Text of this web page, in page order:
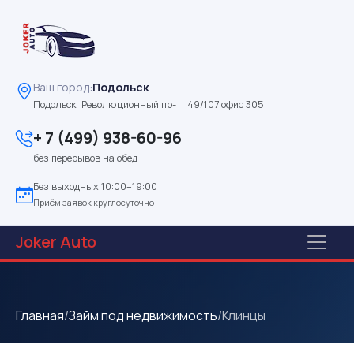
Ваш город:Подольск
Подольск, Революционный пр-т, 49/107 офис 305
+ 7 (499) 938-60-96
без перерывов на обед
Без выходных 10:00–19:00
Приём заявок круглосуточно
JokerAuto
Главная/Займ под недвижимость/Клинцы